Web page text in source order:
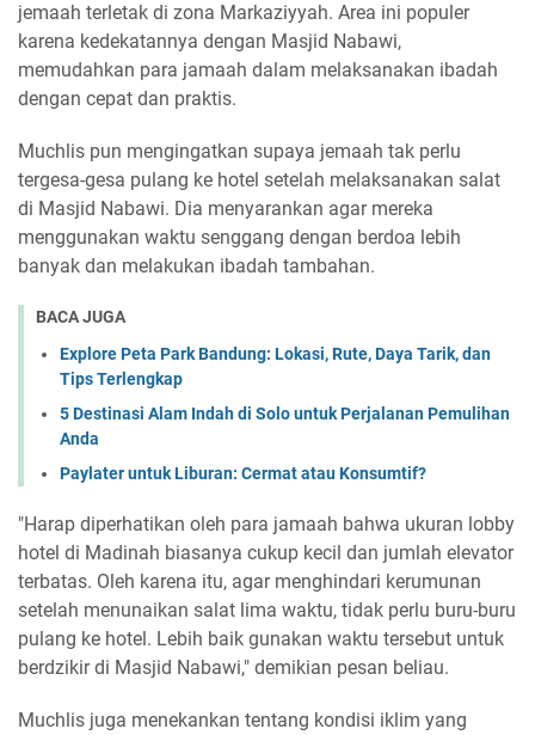
jemaah terletak di zona Markaziyyah. Area ini populer
karena kedekatannya dengan Masjid Nabawi,
memudahkan para jamaah dalam melaksanakan ibadah
dengan cepat dan praktis.
Muchlis pun mengingatkan supaya jemaah tak perlu
tergesa-gesa pulang ke hotel setelah melaksanakan salat
di Masjid Nabawi. Dia menyarankan agar mereka
menggunakan waktu senggang dengan berdoa lebih
banyak dan melakukan ibadah tambahan.
BACA JUGA
Explore Peta Park Bandung: Lokasi, Rute, Daya Tarik, dan
Tips Terlengkap
5 Destinasi Alam Indah di Solo untuk Perjalanan Pemulihan
Anda
Paylater untuk Liburan: Cermat atau Konsumtif?
"Harap diperhatikan oleh para jamaah bahwa ukuran lobby
hotel di Madinah biasanya cukup kecil dan jumlah elevator
terbatas. Oleh karena itu, agar menghindari kerumunan
setelah menunaikan salat lima waktu, tidak perlu buru-buru
pulang ke hotel. Lebih baik gunakan waktu tersebut untuk
berdzikir di Masjid Nabawi," demikian pesan beliau.
Muchlis juga menekankan tentang kondisi iklim yang